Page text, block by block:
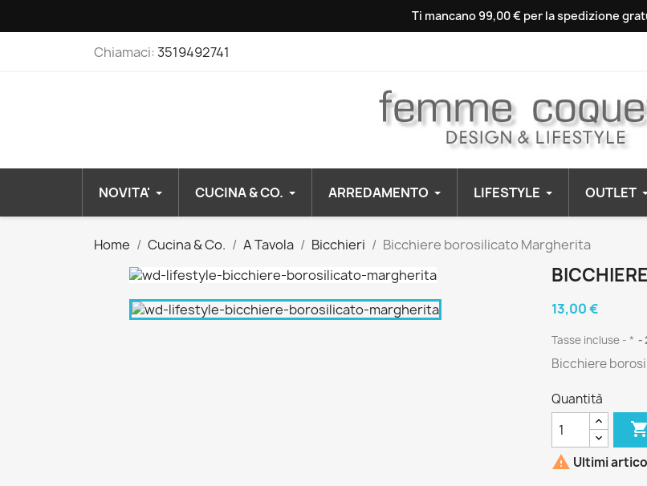
Ti mancano 99,00 € per la spedizione
Chiamaci:3519492741
NOVITA' CUCINA & CO. ARREDAMENTO LIFESTYLE OUTLET
Home Cucina & Co. A Tavola Bicchieri Bicchiere borosilicato Margherita
13,00 €
Tasse incluse *
Bicchiere
Quantità

 Ultimi